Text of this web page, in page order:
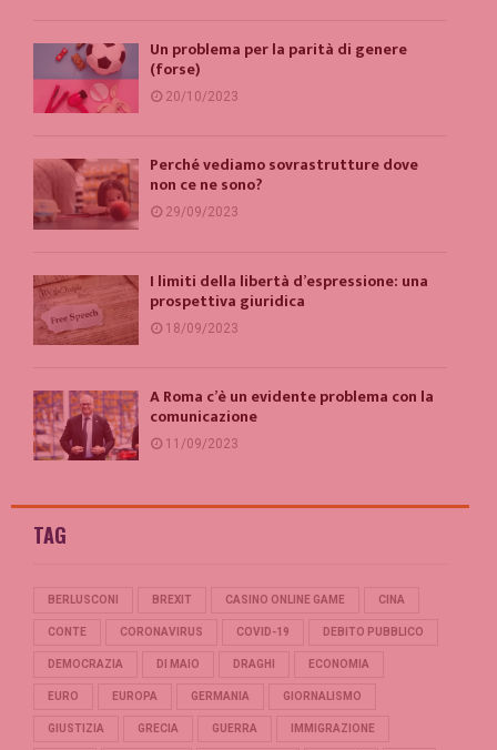
Un problema per la parità di genere
(forse)
20/10/2023
Perché vediamo sovrastrutture dove
non ce ne sono?
29/09/2023
I limiti della libertà d’espressione: una
prospettiva giuridica
18/09/2023
A Roma c’è un evidente problema con la
comunicazione
11/09/2023
TAG
BERLUSCONI BREXIT CASINO ONLINE GAME CINA
CONTE CORONAVIRUS COVID-19 DEBITO PUBBLICO
DEMOCRAZIA DI MAIO DRAGHI ECONOMIA
EURO EUROPA GERMANIA GIORNALISMO
GIUSTIZIA GRECIA GUERRA IMMIGRAZIONE